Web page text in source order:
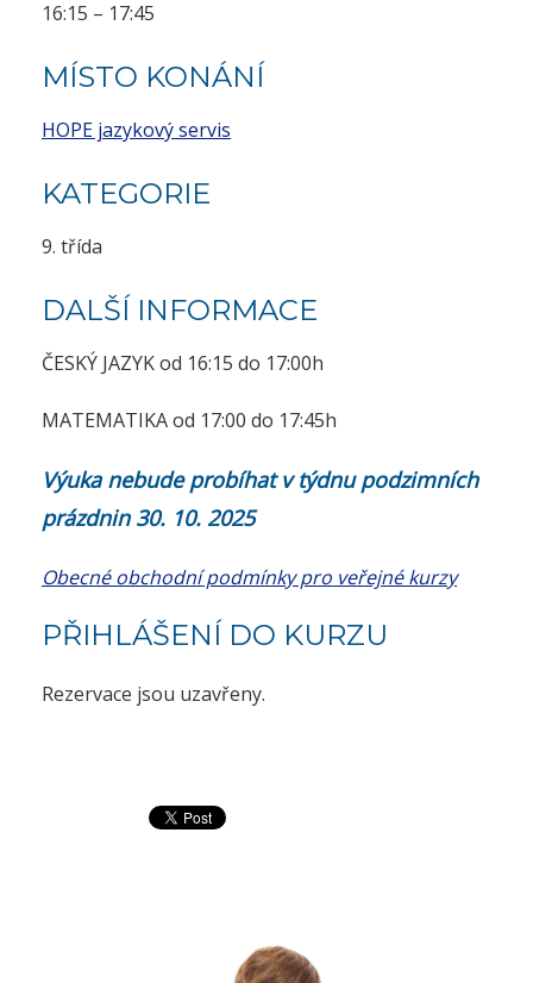
16:15 – 17:45
MÍSTO KONÁNÍ
HOPE jazykový servis
KATEGORIE
9. třída
DALŠÍ INFORMACE
ČESKÝ JAZYK od 16:15 do 17:00h
MATEMATIKA od 17:00 do 17:45h
Výuka nebude probíhat v týdnu podzimních
prázdnin 30. 10. 2025
Obecné obchodní podmínky pro veřejné kurzy
PŘIHLÁŠENÍ DO KURZU
Rezervace jsou uzavřeny.